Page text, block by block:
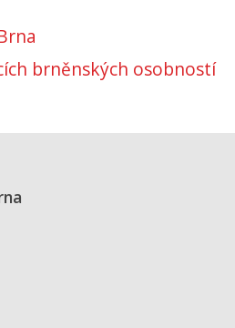
brněnských osobností